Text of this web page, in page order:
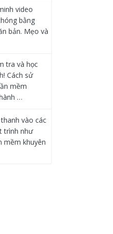
video
bằng
bản. Mẹo và
tra và học
Cách sử
mềm
…
vào các
trình như
mềm khuyên